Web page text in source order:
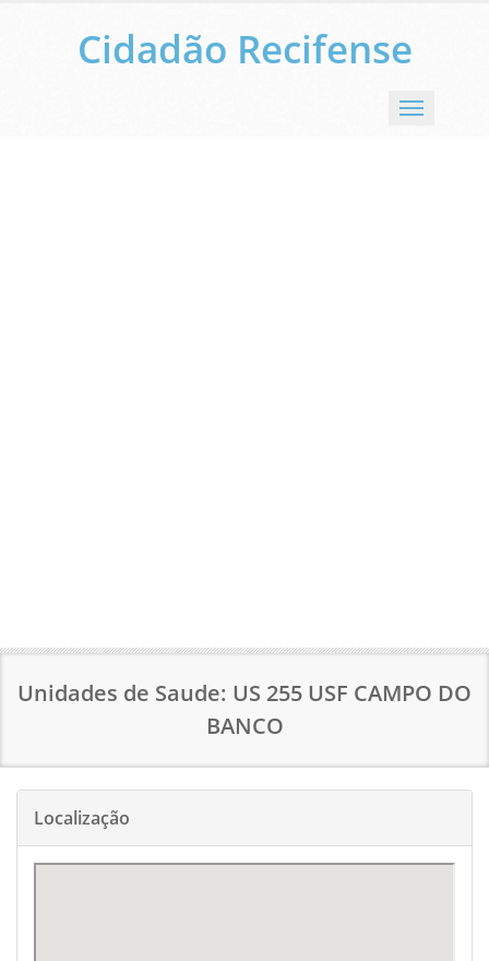
Cidadão Recifense
Menu
Unidades de Saude: US 255 USF CAMPO DO
BANCO
Localização